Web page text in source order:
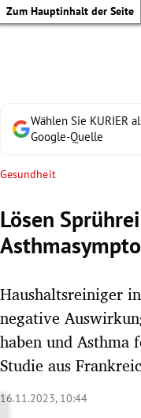
Zum Hauptinhalt der Seite
Untermenü
Untermenü
Untermenü
Wählen Sie KURIER
Google-Quelle
Gesundheit
Lösen
Haushaltsreiniger
negative
haben und Asthma
Studie aus
16.11.2023, 10:44